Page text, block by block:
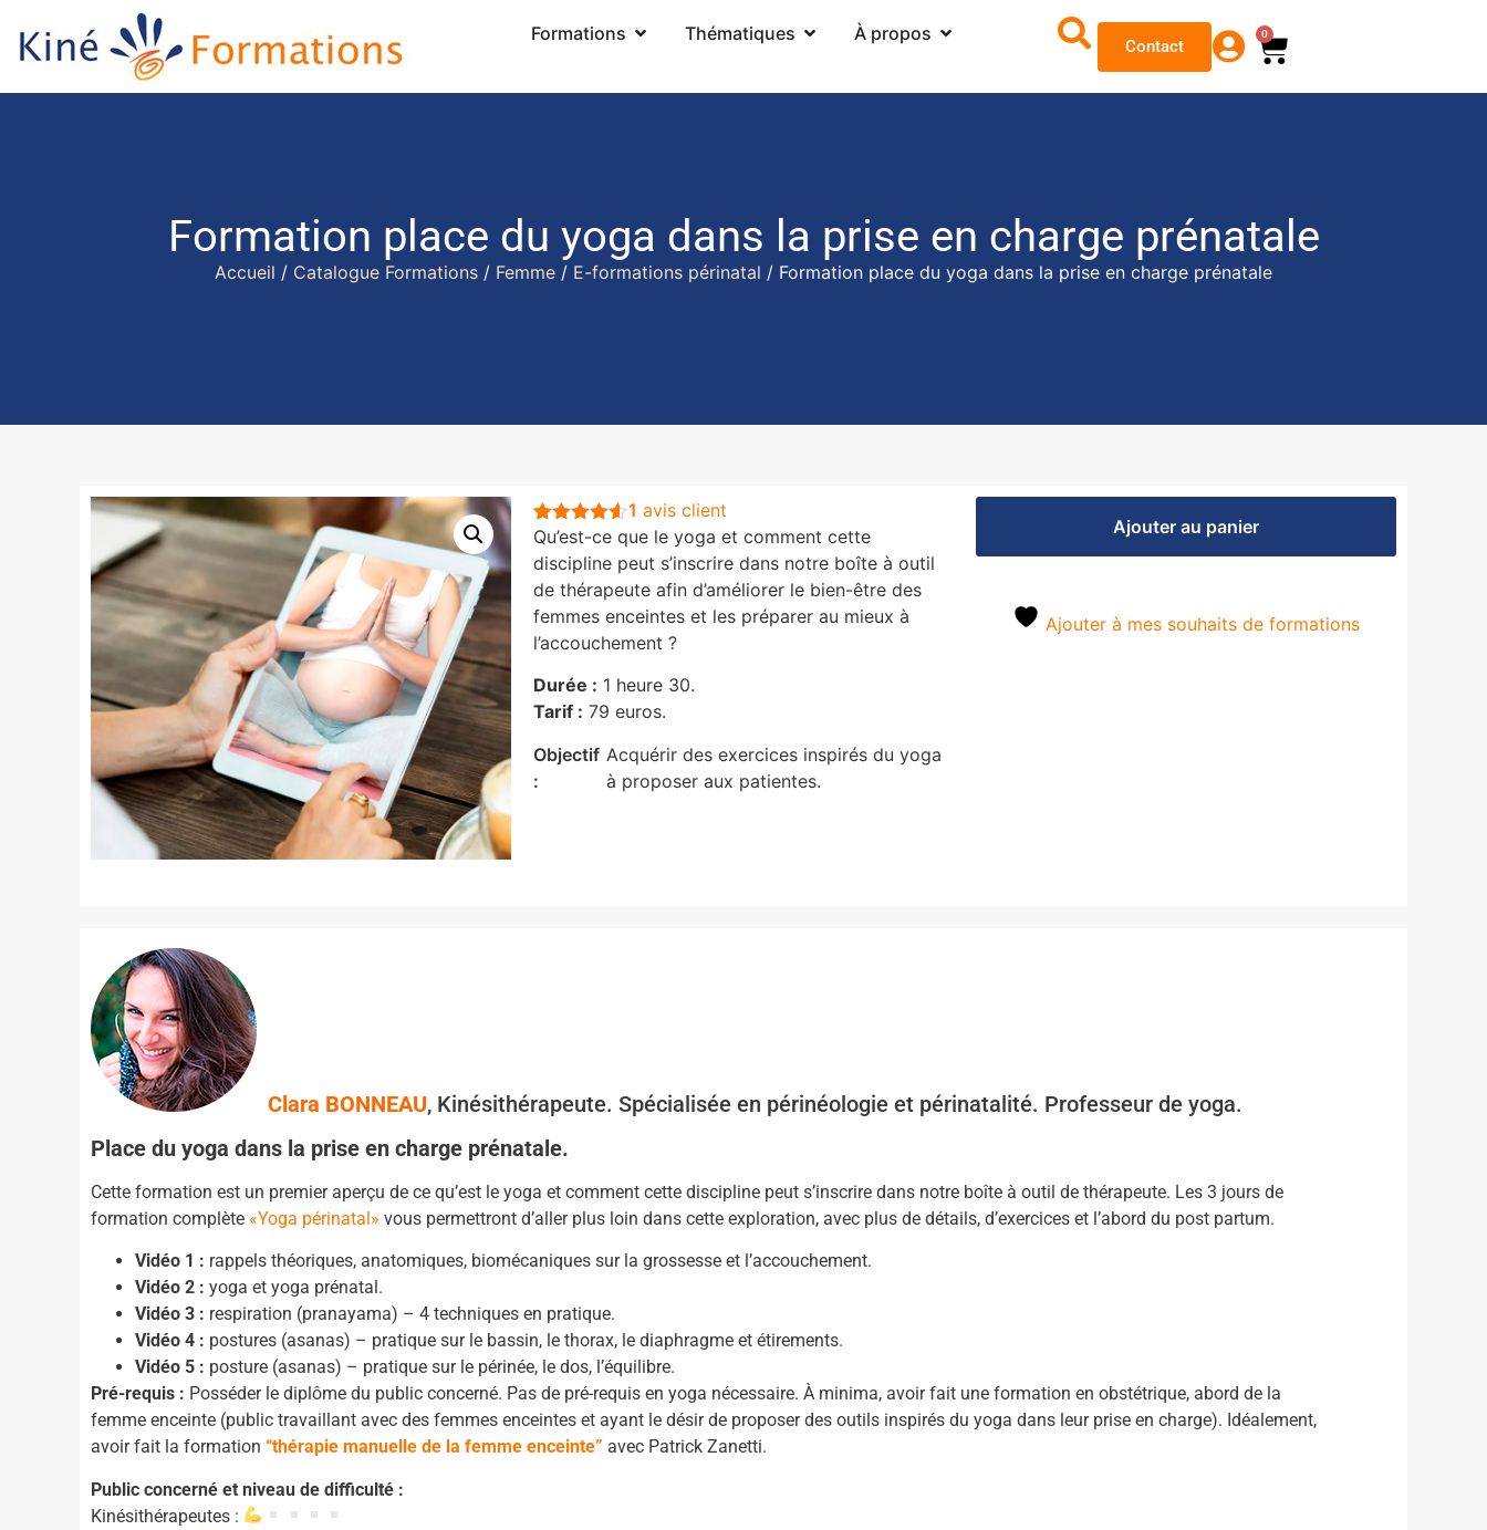
Formations Thématiques À propos
Contact
0
Formation place du yoga dans la prise en charge prénatale
Accueil / Catalogue Formations / Femme / E-formations périnatal / Formation place du yoga dans la prise en charge prénatale
Noté4.5
sur 5
basé sur
1
notation
client
1 avis client
Qu’est-ce que le yoga et comment cette
discipline peut s’inscrire dans notre boîte à outil
de thérapeute afin d’améliorer le bien-être des
femmes enceintes et les préparer au mieux à
l’accouchement ?
Durée : 1 heure 30.
Tarif : 79 euros.
Objectif
:
Acquérir des exercices inspirés du yoga
à proposer aux patientes.
Ajouter au panier
Ajouter à mes souhaits de formations
Clara BONNEAU, Kinésithérapeute. Spécialisée en périnéologie et périnatalité. Professeur de yoga.
Place du yoga dans la prise en charge prénatale.
Cette formation est un premier aperçu de ce qu’est le yoga et comment cette discipline peut s’inscrire dans notre boîte à outil de thérapeute. Les 3 jours de
formation complète «Yoga périnatal» vous permettront d’aller plus loin dans cette exploration, avec plus de détails, d’exercices et l’abord du post partum.
Vidéo 1 : rappels théoriques, anatomiques, biomécaniques sur la grossesse et l’accouchement.
Vidéo 2 : yoga et yoga prénatal.
Vidéo 3 : respiration (pranayama) – 4 techniques en pratique.
Vidéo 4 : postures (asanas) – pratique sur le bassin, le thorax, le diaphragme et étirements.
Vidéo 5 : posture (asanas) – pratique sur le périnée, le dos, l’équilibre.
Pré-requis : Posséder le diplôme du public concerné. Pas de pré-requis en yoga nécessaire. À minima, avoir fait une formation en obstétrique, abord de la
femme enceinte (public travaillant avec des femmes enceintes et ayant le désir de proposer des outils inspirés du yoga dans leur prise en charge). Idéalement,
avoir fait la formation “thérapie manuelle de la femme enceinte” avec Patrick Zanetti.
Public concerné et niveau de difficulté :
Kinésithérapeutes :